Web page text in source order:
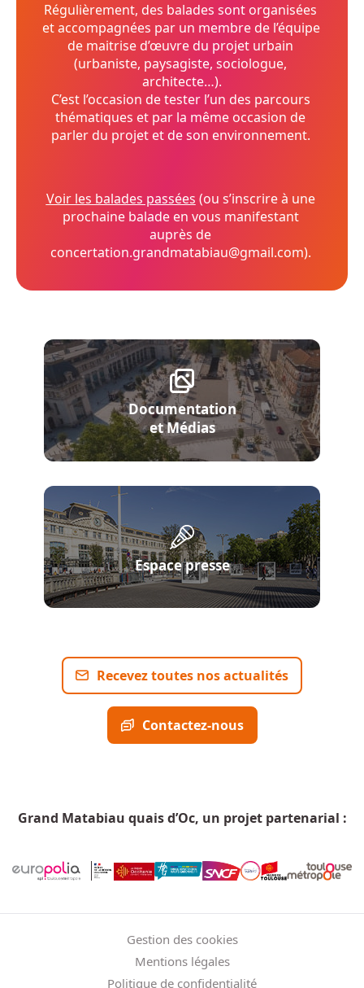
Régulièrement, des balades sont organisées
et accompagnées par un membre de l’équipe
de maitrise d’œuvre du projet urbain
(urbaniste, paysagiste, sociologue,
architecte…).
C’est l’occasion de tester l’un des parcours
thématiques et par la même occasion de
parler du projet et de son environnement.
Voir les balades passées (ou s’inscrire à une
prochaine balade en vous manifestant
auprès de
concertation.grandmatabiau@gmail.com).
Documentation
et Médias
Espace presse
Recevez toutes nos actualités
Contactez-nous
Grand Matabiau quais d’Oc, un projet partenarial :
Gestion des cookies
Mentions légales
Politique de confidentialité